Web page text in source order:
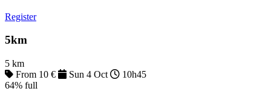
Register
5km
5 km
From 10 €
Sun 4 Oct
10h45
64% full